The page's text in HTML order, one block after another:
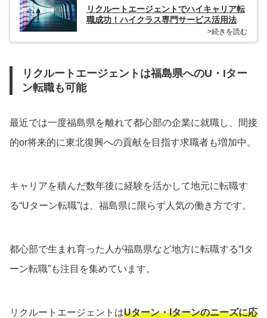
リクルートエージェントでハイキャリア転
職成功！ハイクラス専門サービス活用法
>続きを読む
リクルートエージェントは福島県へのU・Iター
ン転職も可能
最近では一度福島県を離れて都心部の企業に就職し、間接
的or将来的に東北復興への貢献を目指す求職者も増加中。
キャリアを積んだ数年後に経験を活かして地元に転職す
る“Uターン転職”は、福島県に限らず人気の働き方です。
都心部で生まれ育った人が福島県など地方に転職する“Iタ
ーン転職”も注目を集めています。
リクルートエージェントはUターン・Iターンのニーズに応